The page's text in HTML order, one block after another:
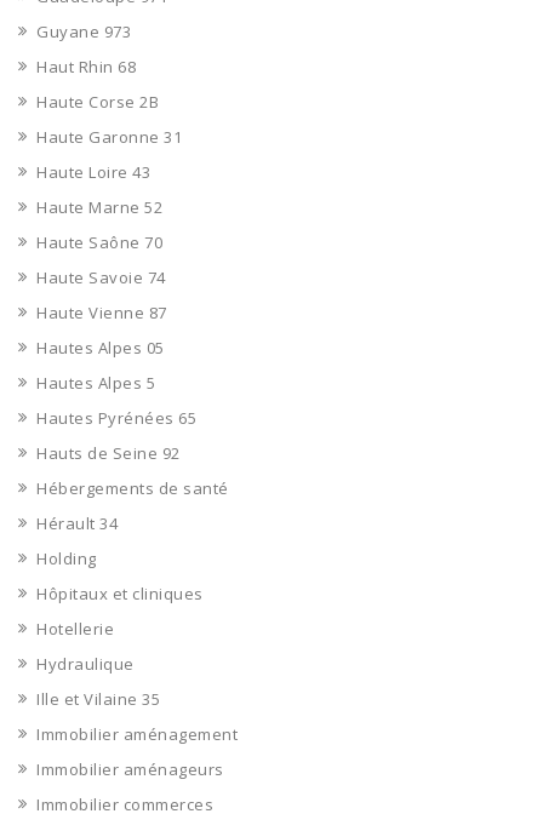
Guyane 973
Haut Rhin 68
Haute Corse 2B
Haute Garonne 31
Haute Loire 43
Haute Marne 52
Haute Saône 70
Haute Savoie 74
Haute Vienne 87
Hautes Alpes 05
Hautes Alpes 5
Hautes Pyrénées 65
Hauts de Seine 92
Hébergements de santé
Hérault 34
Holding
Hôpitaux et cliniques
Hotellerie
Hydraulique
Ille et Vilaine 35
Immobilier aménagement
Immobilier aménageurs
Immobilier commerces